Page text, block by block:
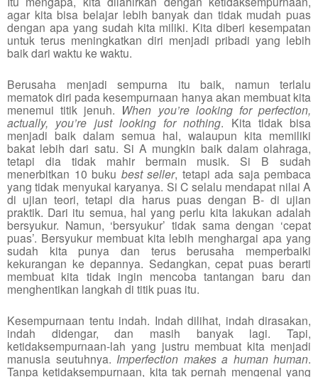
agar kita bisa belajar lebih banyak dan tidak mudah puas
dengan apa yang sudah kita miliki. Kita diberi kesempatan
untuk terus meningkatkan diri menjadi pribadi yang lebih
baik dari waktu ke waktu.
Berusaha menjadi sempurna itu baik, namun terlalu
mematok diri pada kesempurnaan hanya akan membuat kita
menemui titik jenuh. When you’re looking for perfection,
actually, you’re just looking for nothing. Kita tidak bisa
menjadi baik dalam semua hal, walaupun kita memiliki
bakat lebih dari satu. Si A mungkin baik dalam olahraga,
tetapi dia tidak mahir bermain musik. Si B sudah
menerbitkan 10 buku best seller, tetapi ada saja pembaca
yang tidak menyukai karyanya. Si C selalu mendapat nilai A
di ujian teori, tetapi dia harus puas dengan B- di ujian
praktik. Dari itu semua, hal yang perlu kita lakukan adalah
bersyukur. Namun, ‘bersyukur’ tidak sama dengan ‘cepat
puas’. Bersyukur membuat kita lebih menghargai apa yang
sudah kita punya dan terus berusaha memperbaiki
kekurangan ke depannya. Sedangkan, cepat puas berarti
membuat kita tidak ingin mencoba tantangan baru dan
menghentikan langkah di titik puas itu.
Kesempurnaan tentu indah. Indah dilihat, indah dirasakan,
indah didengar, dan masih banyak lagi. Tapi,
ketidaksempurnaan-lah yang justru membuat kita menjadi
manusia seutuhnya. Imperfection makes a human human.
Tanpa ketidaksempurnaan, kita tak pernah mengenal yang